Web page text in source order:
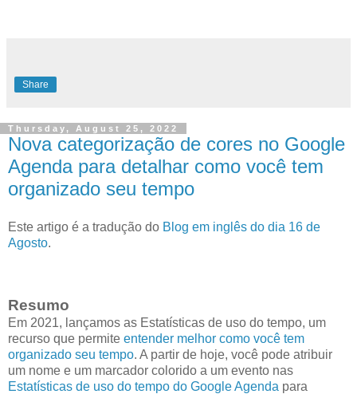
Share
Thursday, August 25, 2022
Nova categorização de cores no Google
Agenda para detalhar como você tem
organizado seu tempo
Este artigo é a tradução do Blog em inglês do dia 16 de
Agosto.
Resumo
Em 2021, lançamos as Estatísticas de uso do tempo, um
recurso que permite entender melhor como você tem
organizado seu tempo. A partir de hoje, você pode atribuir
um nome e um marcador colorido a um evento nas
Estatísticas de uso do tempo do Google Agenda para